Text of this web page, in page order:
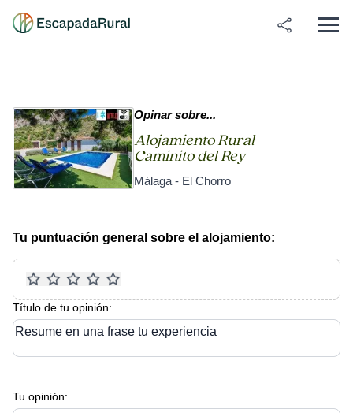
Opinar sobre...
Alojamiento Rural
Caminito del Rey
Málaga - El Chorro
Tu puntuación general sobre el alojamiento:
Título de tu opinión:
Resume en una frase tu experiencia
Tu opinión: